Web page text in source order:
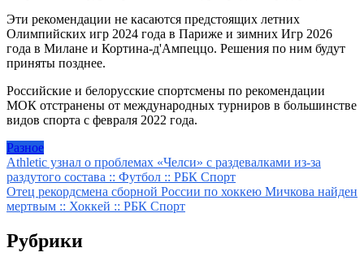
Эти рекомендации не касаются предстоящих летних
Олимпийских игр 2024 года в Париже и зимних Игр 2026
года в Милане и Кортина-д'Ампеццо. Решения по ним будут
приняты позднее.
Российские и белорусские спортсмены по рекомендации
МОК отстранены от международных турниров в большинстве
видов спорта с февраля 2022 года.
Разное
Навигация
по
записям
Athletic узнал о проблемах «Челси» с раздевалками из-за
раздутого состава :: Футбол :: РБК Спорт
Отец рекордсмена сборной России по хоккею Мичкова найден
мертвым :: Хоккей :: РБК Спорт
Рубрики